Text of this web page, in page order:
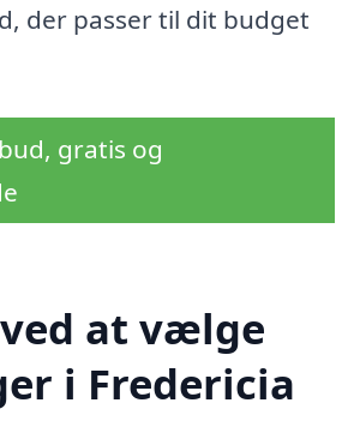
der passer til dit budget
gratis og
at vælge
i Fredericia